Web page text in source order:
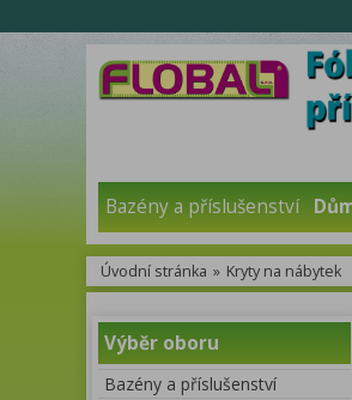
Bazény a příslušenství
Úvodní stránka » Kryty na nábytek
Výběr oboru
Bazény a příslušenství